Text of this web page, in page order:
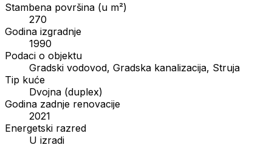
Stambena površina (u m²)
270
Godina izgradnje
1990
Podaci o objektu
Gradski vodovod, Gradska kanalizacija, Struja
Tip kuće
Dvojna (duplex)
Godina zadnje renovacije
2021
Energetski razred
U izradi